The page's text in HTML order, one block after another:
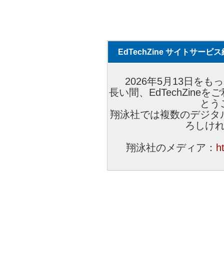
EdTechZine サイトサービス
2026年5月13日をも
長い間、EdTechZineを
とう
翔泳社では複数のデジ
ろしけ
翔泳社のメディア：